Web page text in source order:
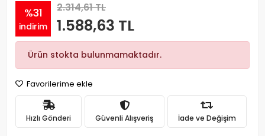
%31
indirim
2.314,61 TL
1.588,63 TL
Ürün stokta bulunmamaktadır.
Favorilerime ekle
Hızlı Gönderi Güvenli Alışveriş İade ve Değişim